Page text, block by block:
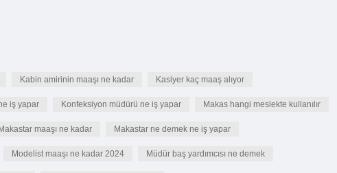
Kabin amirinin maaşı ne kadar Kasiyer kaç maaş alıyor
iş yapar Konfeksiyon müdürü ne iş yapar Makas hangi meslekte kullanılır
Makastar maaşı ne kadar Makastar ne demek ne iş yapar
Modelist maaşı ne kadar 2024 Müdür baş yardımcısı ne demek